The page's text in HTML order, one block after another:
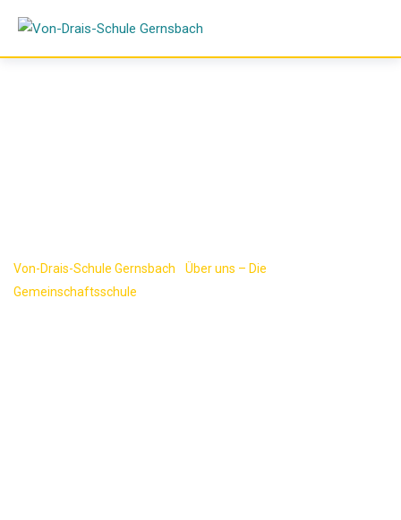
content
Von-Drais-Schule Gernsbach
Über uns – Die
Gemeinschaftsschule